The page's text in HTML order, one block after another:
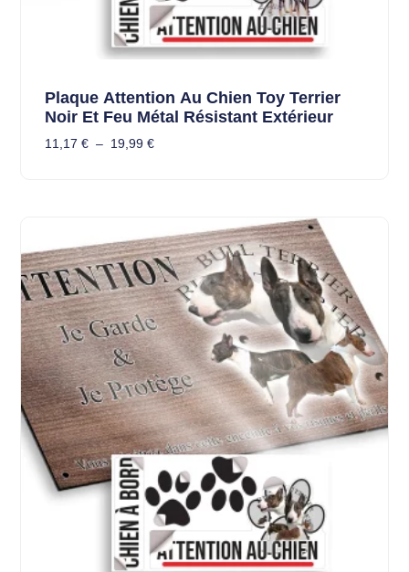
Plaque Attention Au Chien Toy Terrier
Noir Et Feu Métal Résistant Extérieur
11,17 € – 19,99 €